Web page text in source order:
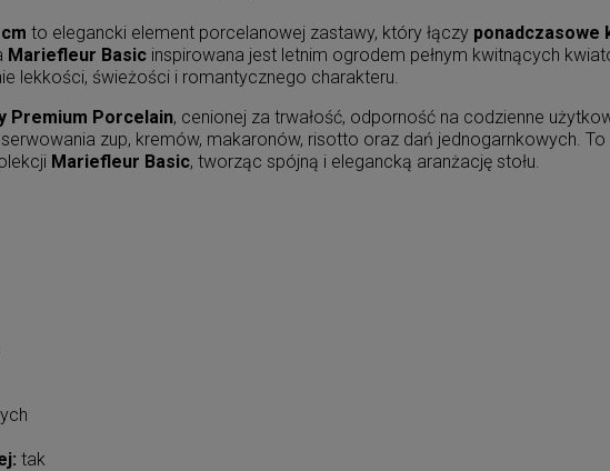
to elegancki element porcelanowej zastawy, który łączy ponadczasowe
Mariefleur Basic inspirowana jest letnim ogrodem pełnym kwitnących
lekkości, świeżości i romantycznego charakteru.
Premium Porcelain, cenionej za trwałość, odporność na codzienne
zup, kremów, makaronów, risotto oraz dań jednogarnkowych.
Mariefleur Basic, tworząc spójną i elegancką aranżację stołu.
tak